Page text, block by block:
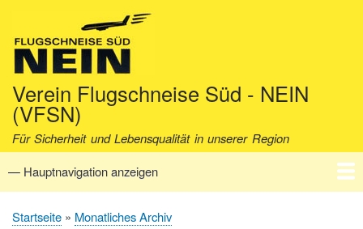
Verein Flugschneise Süd - NEIN
(VFSN)
Für Sicherheit und Lebensqualität in unserer Region
Hauptnavigation
— Hauptnavigation anzeigen
Startseite
Verein
Aktuell
Fakten
Archiv
Kontakt
Startseite Monatliches Archiv